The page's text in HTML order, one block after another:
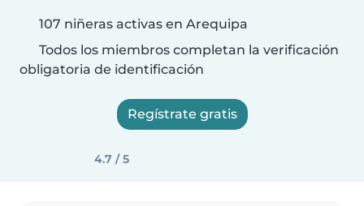
107 niñeras activas en Arequipa
Todos los miembros completan la verificación
obligatoria de identificación
Regístrate gratis
4.7 / 5